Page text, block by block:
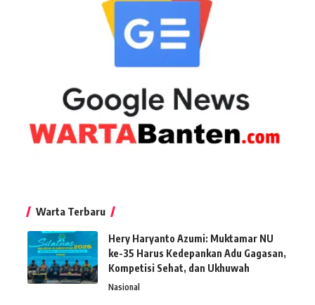
Warta Terbaru
Hery Haryanto Azumi: Muktamar NU
ke-35 Harus Kedepankan Adu Gagasan,
Kompetisi Sehat, dan Ukhuwah
Nasional